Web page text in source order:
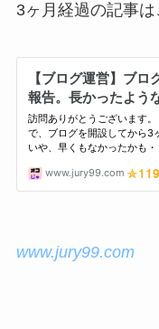
3ヶ月経過の記事は
www.jury99.com